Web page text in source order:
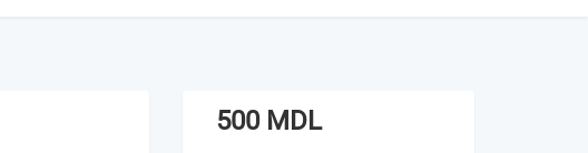
500 MDL